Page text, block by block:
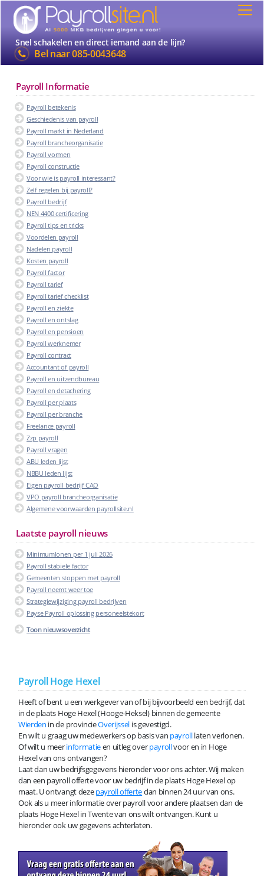
Snel schakelen en direct iemand aan de lijn?
Bel naar085-0043648
Payroll Informatie
Payroll betekenis
Geschiedenis van payroll
Payroll markt in Nederland
Payroll brancheorganisatie
Payroll vormen
Payroll constructie
Voor wie is payroll interessant?
Zelf regelen bij payroll?
Payroll bedrijf
NEN 4400 certificering
Payroll tips en tricks
Voordelen payroll
Nadelen payroll
Kosten payroll
Payroll factor
Payroll tarief
Payroll tarief checklist
Payroll en ziekte
Payroll en ontslag
Payroll en pensioen
Payroll werknemer
Payroll contract
Accountant of payroll
Payroll en uitzendbureau
Payroll en detachering
Payroll per plaats
Payroll per branche
Freelance payroll
Zzp payroll
Payroll vragen
ABU leden lijst
NBBU leden lijst
Eigen payroll bedrijf CAO
VPO payroll brancheorganisatie
Algemene voorwaarden payrollsite.nl
Laatste payroll nieuws
Minimumlonen per 1 juli 2026
Payroll stabiele factor
Gemeenten stoppen met payroll
Payroll neemt weer toe
Strategiewijziging payroll bedrijven
Payse Payroll oplossing personeelstekort
Toon nieuwsoverzicht
Payroll Hoge Hexel
Heeft of bent u een werkgever van of bij bijvoorbeeld een bedrijf, dat
in de plaats Hoge Hexel (Hooge-Heksel) binnen de gemeente
Wierden in de provincieOverijssel is gevestigd.
En wilt u graag uw medewerkers op basis van payrolllaten verlonen.
Of wilt u meerinformatieen uitleg overpayrollvoor en in Hoge
Hexel van ons ontvangen?
Laat dan uw bedrijfsgegevens hieronder voor ons achter. Wij maken
dan een payroll offerte voor uw bedrijf in de plaats Hoge Hexel op
maat. U ontvangt dezepayroll offertedan binnen 24 uur van ons.
Ook als u meer informatie over payroll voor andere plaatsen dan de
plaats Hoge Hexel in Twente van ons wilt ontvangen. Kunt u
hieronder ook uw gegevens achterlaten.